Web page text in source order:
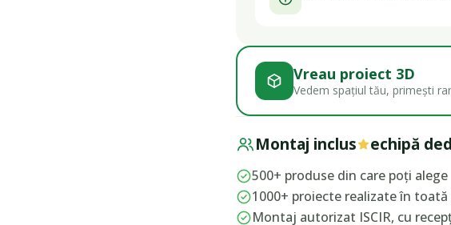
Vreau proiect 3D
Vedem spațiul tău, primești
Montaj inclus echipă
500+ produse din care poți alege
1000+ proiecte realizate în toată
Montaj autorizat ISCIR, cu